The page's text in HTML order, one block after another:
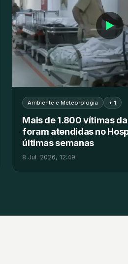
▶
Ambiente e Meteorologia + 1
Mais de 1.800 vítimas
foram atendidas no
últimas semanas
8 Jul. 2026, 12:49